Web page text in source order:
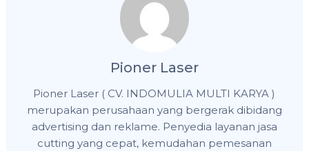
Pioner Laser
Pioner Laser ( CV. INDOMULIA MULTI KARYA )
merupakan perusahaan yang bergerak dibidang
advertising dan reklame. Penyedia layanan jasa
cutting yang cepat, kemudahan pemesanan